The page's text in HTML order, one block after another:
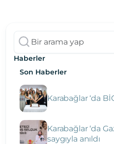
Haberler
Son Haberler
Karabağlar ‘da
Karabağlar ‘da
saygıyla anıldı